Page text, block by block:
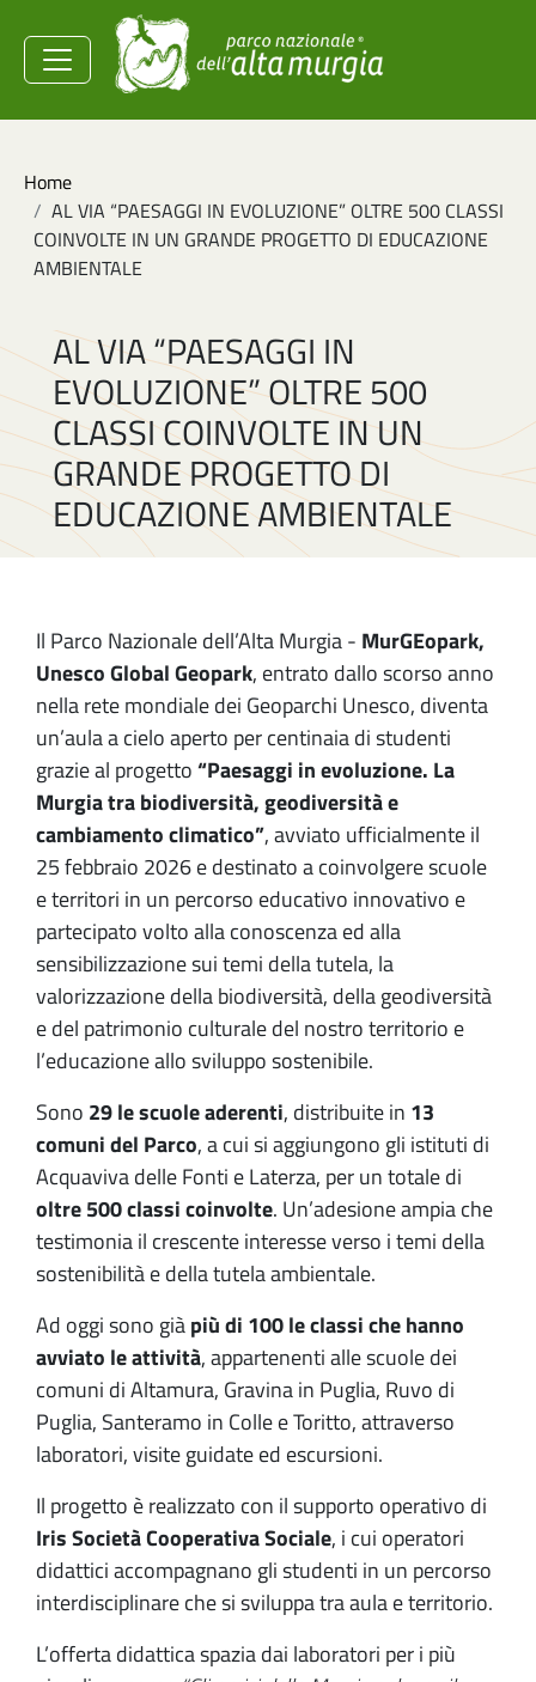
Salta al contenuto principale
della Sicurezza
Energetica
Home
AL VIA “PAESAGGI IN EVOLUZIONE” OLTRE 500 CLASSI
COINVOLTE IN UN GRANDE PROGETTO DI EDUCAZIONE
AMBIENTALE
AL VIA “PAESAGGI IN
EVOLUZIONE” OLTRE 500
CLASSI COINVOLTE IN UN
GRANDE PROGETTO DI
EDUCAZIONE AMBIENTALE
Il Parco Nazionale dell’Alta Murgia - MurGEopark,
Unesco Global Geopark, entrato dallo scorso anno
nella rete mondiale dei Geoparchi Unesco, diventa
un’aula a cielo aperto per centinaia di studenti
grazie al progetto“Paesaggi in evoluzione. La
Murgia tra biodiversità, geodiversità e
cambiamento climatico”, avviato ufficialmente il
25 febbraio 2026 e destinato a coinvolgere scuole
e territori in un percorso educativo innovativo e
partecipato volto alla conoscenza ed alla
sensibilizzazione sui temi della tutela, la
valorizzazione della biodiversità, della geodiversità
e del patrimonio culturale del nostro territorio e
l’educazione allo sviluppo sostenibile.
Sono 29 le scuole aderenti, distribuite in 13
comuni del Parco, a cui si aggiungono gli istituti di
Acquaviva delle Fonti e Laterza, per un totale di
oltre 500 classi coinvolte. Un’adesione ampia che
testimonia il crescente interesse verso i temi della
sostenibilità e della tutela ambientale.
Ad oggi sono giàpiù di 100 le classi che hanno
avviato le attività, appartenenti alle scuole dei
comuni di Altamura, Gravina in Puglia, Ruvo di
Puglia, Santeramo in Colle e Toritto, attraverso
laboratori, visite guidate ed escursioni.
Il progetto è realizzato con il supporto operativo di
Iris Società Cooperativa Sociale, i cui operatori
didattici accompagnano gli studenti in un percorso
interdisciplinare che si sviluppa tra aula e territorio.
L’offerta didattica spazia dai laboratori per i più